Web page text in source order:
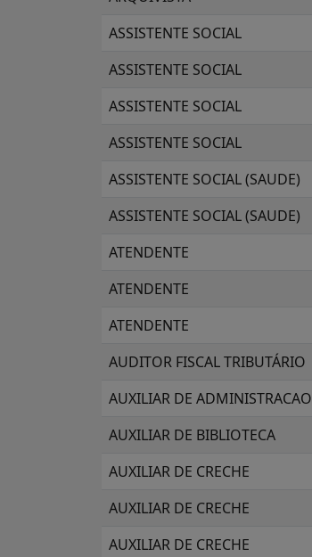
ASSISTENTE SOCIAL
ASSISTENTE SOCIAL
ASSISTENTE SOCIAL
ASSISTENTE SOCIAL
ASSISTENTE SOCIAL (SAUDE)
ASSISTENTE SOCIAL (SAUDE)
ATENDENTE
ATENDENTE
ATENDENTE
AUDITOR FISCAL TRIBUTÁRIO
AUXILIAR DE ADMINISTRACAO
AUXILIAR DE BIBLIOTECA
AUXILIAR DE CRECHE
AUXILIAR DE CRECHE
AUXILIAR DE CRECHE